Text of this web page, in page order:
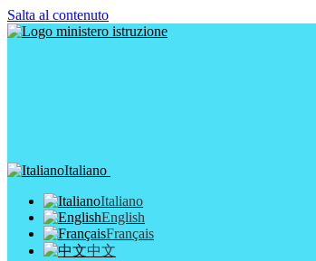
Salta al contenuto
Italiano
Italiano
English
Français
中文